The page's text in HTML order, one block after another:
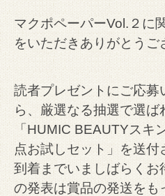
マクポペーパーVol.２に
をいただきありがとうご
読者プレゼントにご応募
ら、厳選なる抽選で選ば
「HUMIC BEAUTYスキ
点お試しセット」を送付
到着までいましばらく
の発表は賞品の発送をも